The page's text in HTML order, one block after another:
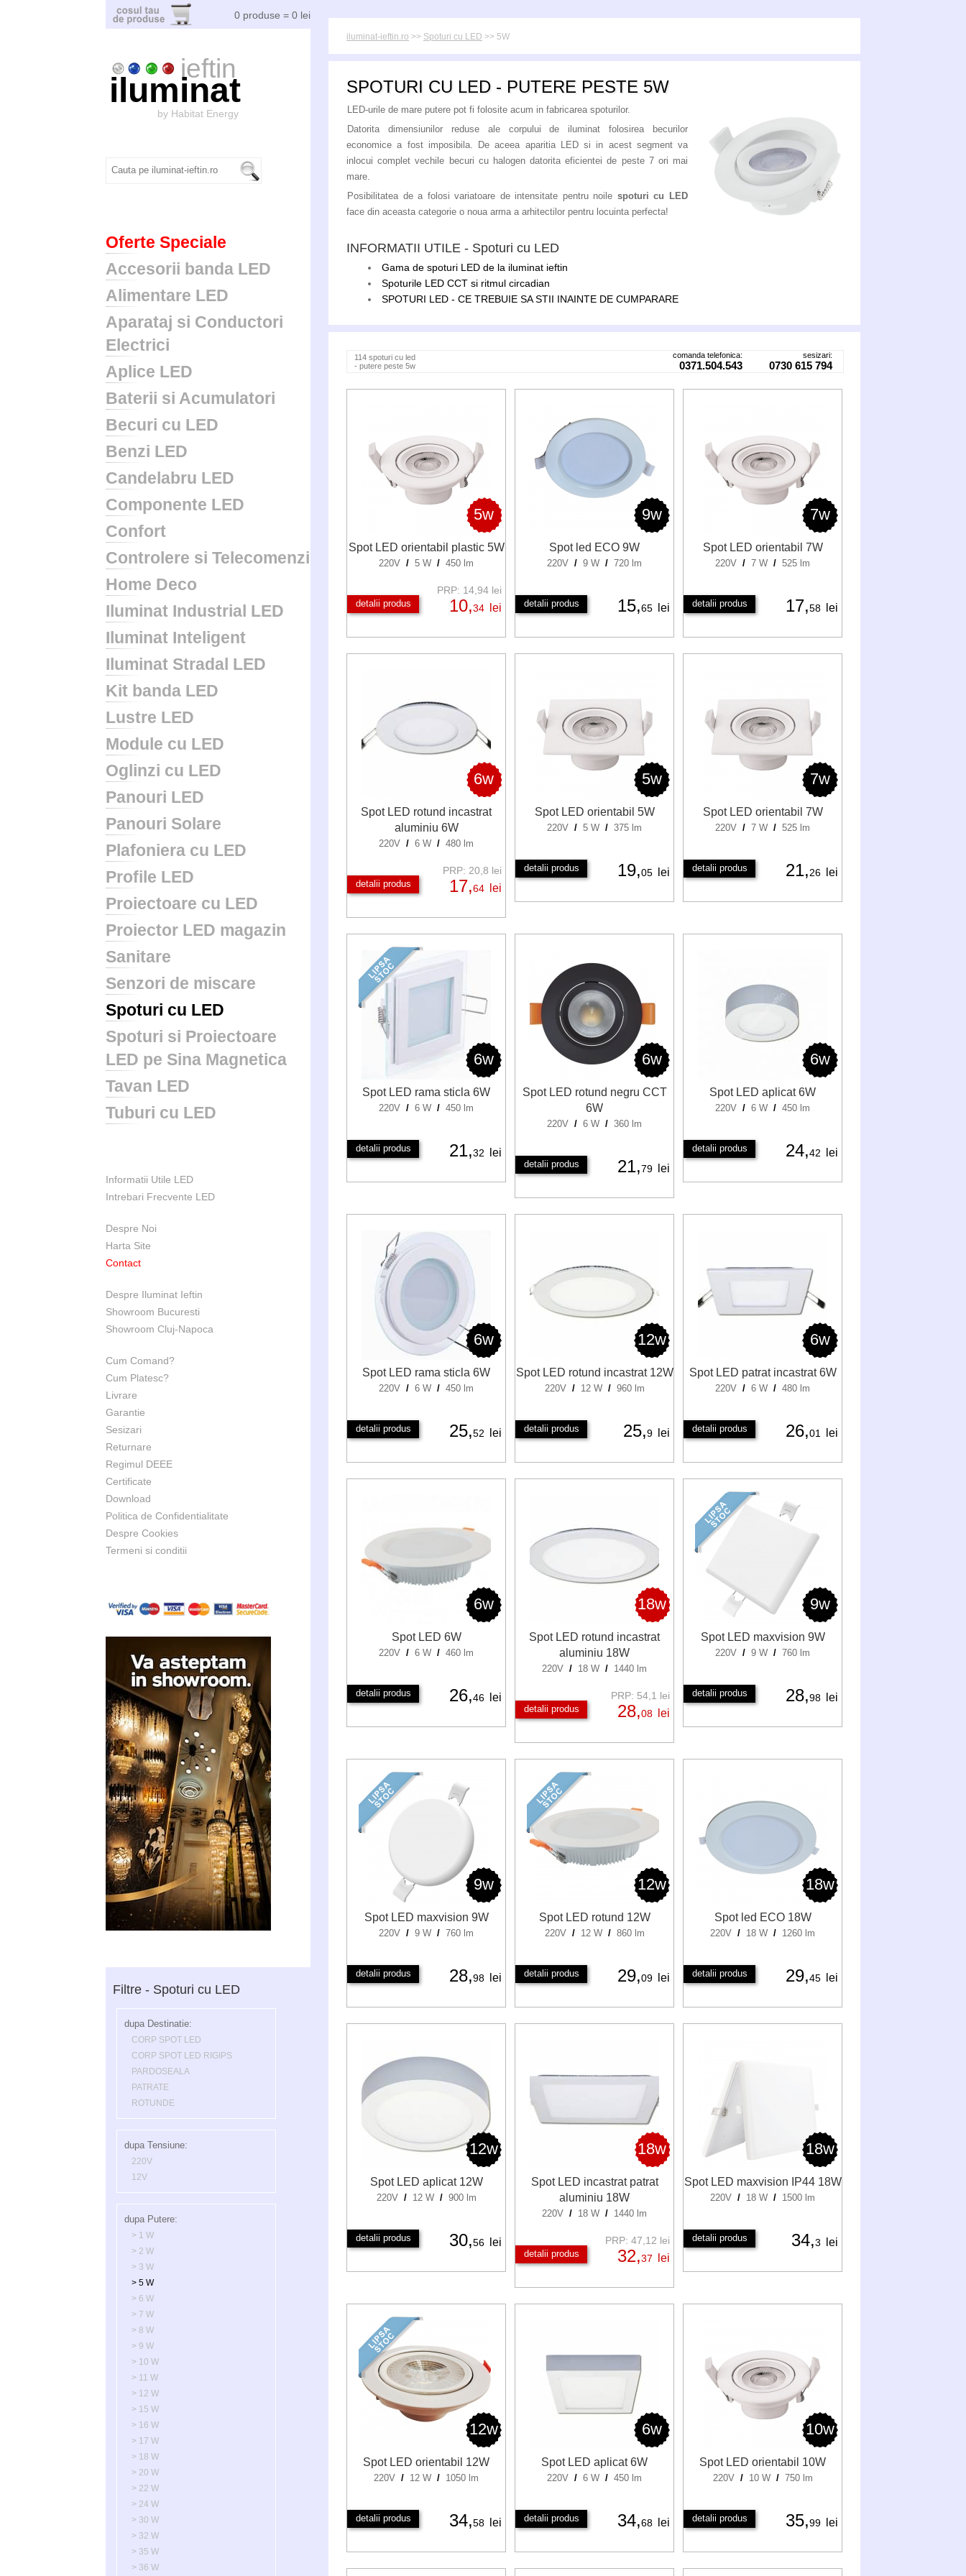
0 produse = 0 lei
ieftin
iluminat
by Habitat Energy
Oferte Speciale
Accesorii banda LED
Alimentare LED
Aparataj si Conductori
Electrici
Aplice LED
Baterii si Acumulatori
Becuri cu LED
Benzi LED
Candelabru LED
Componente LED
Confort
Controlere si Telecomenzi
Home Deco
Iluminat Industrial LED
Iluminat Inteligent
Iluminat Stradal LED
Kit banda LED
Lustre LED
Module cu LED
Oglinzi cu LED
Panouri LED
Panouri Solare
Plafoniera cu LED
Profile LED
Proiectoare cu LED
Proiector LED magazin
Sanitare
Senzori de miscare
Spoturi cu LED
Spoturi si Proiectoare
LED pe Sina Magnetica
Tavan LED
Tuburi cu LED
Informatii Utile LED
Intrebari Frecvente LED
Despre Noi
Harta Site
Contact
Despre Iluminat Ieftin
Showroom Bucuresti
Showroom Cluj-Napoca
Cum Comand?
Cum Platesc?
Livrare
Garantie
Sesizari
Returnare
Regimul DEEE
Certificate
Download
Politica de Confidentialitate
Despre Cookies
Termeni si conditii
Filtre - Spoturi cu LED
dupa Destinatie:
CORP SPOT LED
CORP SPOT LED RIGIPS
PARDOSEALA
PATRATE
ROTUNDE
dupa Tensiune:
220V
12V
dupa Putere:
> 1 W
> 2 W
> 3 W
> 5 W
> 6 W
> 7 W
> 8 W
> 9 W
> 10 W
> 11 W
> 12 W
> 15 W
> 16 W
> 17 W
> 18 W
> 20 W
> 22 W
> 24 W
> 30 W
> 32 W
> 35 W
> 36 W
iluminat-ieftin.ro >> Spoturi cu LED >> 5W
SPOTURI CU LED - PUTERE PESTE 5W
LED-urile de mare putere pot fi folosite acum in fabricarea spoturilor.
Datorita dimensiunilor reduse ale corpului de iluminat folosirea becurilor
economice a fost imposibila. De aceea aparitia LED si in acest segment va
inlocui complet vechile becuri cu halogen datorita eficientei de peste 7 ori mai
mare.
Posibilitatea de a folosi variatoare de intensitate pentru noile spoturi cu LED
face din aceasta categorie o noua arma a arhitectilor pentru locuinta perfecta!
INFORMATII UTILE - Spoturi cu LED
Gama de spoturi LED de la iluminat ieftin
Spoturile LED CCT si ritmul circadian
SPOTURI LED - CE TREBUIE SA STII INAINTE DE CUMPARARE
114 spoturi cu led
- putere peste 5w
comanda telefonica:
0371.504.543
sesizari:
0730 615 794
5w
Spot LED orientabil plastic 5W
220V / 5 W / 450 lm
detalii produs
PRP: 14,94 lei
10,34 lei
9w
Spot led ECO 9W
220V / 9 W / 720 lm
detalii produs 15,65 lei
7w
Spot LED orientabil 7W
220V / 7 W / 525 lm
detalii produs 17,58 lei
6w
Spot LED rotund incastrat
aluminiu 6W
220V / 6 W / 480 lm
detalii produs
PRP: 20,8 lei
17,64 lei
5w
Spot LED orientabil 5W
220V / 5 W / 375 lm
detalii produs 19,05 lei
7w
Spot LED orientabil 7W
220V / 7 W / 525 lm
detalii produs 21,26 lei
6w
Spot LED rama sticla 6W
220V / 6 W / 450 lm
detalii produs 21,32 lei
6w
Spot LED rotund negru CCT
6W
220V / 6 W / 360 lm
detalii produs 21,79 lei
6w
Spot LED aplicat 6W
220V / 6 W / 450 lm
detalii produs 24,42 lei
6w
Spot LED rama sticla 6W
220V / 6 W / 450 lm
detalii produs 25,52 lei
12w
Spot LED rotund incastrat 12W
220V / 12 W / 960 lm
detalii produs 25,9 lei
6w
Spot LED patrat incastrat 6W
220V / 6 W / 480 lm
detalii produs 26,01 lei
6w
Spot LED 6W
220V / 6 W / 460 lm
detalii produs 26,46 lei
18w
Spot LED rotund incastrat
aluminiu 18W
220V / 18 W / 1440 lm
detalii produs
PRP: 54,1 lei
28,08 lei
9w
Spot LED maxvision 9W
220V / 9 W / 760 lm
detalii produs 28,98 lei
9w
Spot LED maxvision 9W
220V / 9 W / 760 lm
detalii produs 28,98 lei
12w
Spot LED rotund 12W
220V / 12 W / 860 lm
detalii produs 29,09 lei
18w
Spot led ECO 18W
220V / 18 W / 1260 lm
detalii produs 29,45 lei
12w
Spot LED aplicat 12W
220V / 12 W / 900 lm
detalii produs 30,56 lei
18w
Spot LED incastrat patrat
aluminiu 18W
220V / 18 W / 1440 lm
detalii produs
PRP: 47,12 lei
32,37 lei
18w
Spot LED maxvision IP44 18W
220V / 18 W / 1500 lm
detalii produs 34,3 lei
12w
Spot LED orientabil 12W
220V / 12 W / 1050 lm
detalii produs 34,58 lei
6w
Spot LED aplicat 6W
220V / 6 W / 450 lm
detalii produs 34,68 lei
10w
Spot LED orientabil 10W
220V / 10 W / 750 lm
detalii produs 35,99 lei